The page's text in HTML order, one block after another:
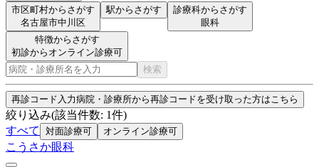
市区町村からさがす
名古屋市中川区
駅からさがす
診療科からさがす
眼科
特徴からさがす
初診からオンライン診療可
検索
再診コード入力病院・診療所から再診コードを受け取った方はこちら
絞り込み(該当件数: 1件)
すべて
対面診療可 オンライン診療可
こうさか眼科